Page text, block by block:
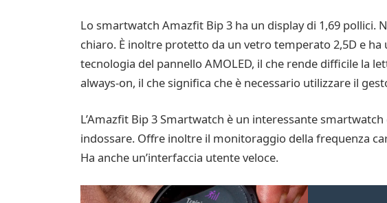
Lo smartwatch Amazfit Bip 3 ha un display di 1,69 pollici.
chiaro. È inoltre protetto da un vetro temperato 2,5D e
tecnologia del pannello AMOLED, il che rende difficile la
always-on, il che significa che è necessario utilizzare il
L’Amazfit Bip 3 Smartwatch è un interessante
indossare. Offre inoltre il monitoraggio della frequenza
Ha anche un’interfaccia utente veloce.